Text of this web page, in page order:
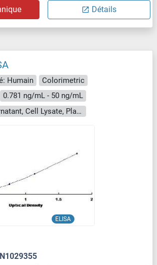
Détails
Humain
Colorimetric
0.781 ng/mL - 50 ng/mL
Cell Culture Supernatant, Cell Lysate, Plasma, Serum, Tissue Homogenate
ELISA